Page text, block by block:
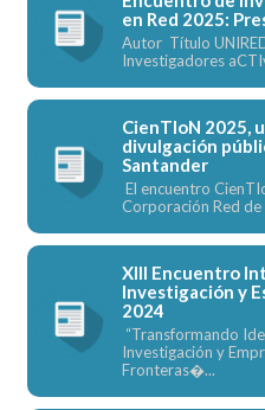
en Red 2025:
Autor Título
Investigadores
CienTIoN 2025,
divulgación
Santander
El encuentro
Corporación Red de
XIII Encuentro
Investigación y
2024
“Transformando
Investigación y
Fronteras�...